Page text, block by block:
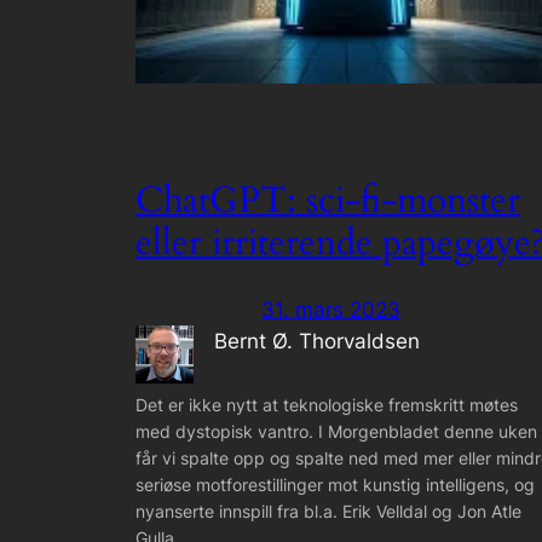
ChatGPT: sci-fi-monster
eller irriterende
31. mars 2023
Bernt Ø. Thorvaldsen
Det er ikke nytt at teknologiske fremskritt møtes
med dystopisk vantro. I Morgenbladet denne uken
får vi spalte opp og spalte ned med mer eller
seriøse motforestillinger mot kunstig intelligens, og
nyanserte innspill fra bl.a. Erik Velldal og Jon Atle